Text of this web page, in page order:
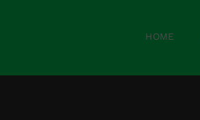
HOME